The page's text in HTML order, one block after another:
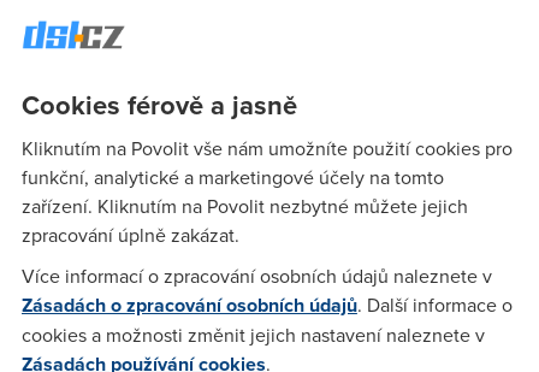
Albert(23.8.2005 12:50:31)
mi nedaj tu kartu a co se mi nejvic libi je vyber za 9 Kc
kdekoliv...u eBanky za majlant, pokud vam na ucet nechodi
velke prachy mesicne...a bankomatu ma eBanka jako safranu
- HVB tez - ale kompenzuje to cenou...
Anonym
Jsem u eBanky 5 let a nemohu si stěžovat na cokoliv. Lepší
banka - myslím její služby, u nás prostě není. Co to plácáš za
blbosti? (u eBanky za majlant) Z kteréhokoliv bankomatu
Cookies férově a jasně
Kliknutím na Povolit vše nám umožníte použití cookies pro
funkční, analytické a marketingové účely na tomto
zařízení. Kliknutím na Povolit nezbytné můžete jejich
zpracování úplně zakázat.
Více informací o zpracování osobních údajů naleznete v
Zásadách o zpracování osobních údajů. Další informace o
cookies a možnosti změnit jejich nastavení naleznete v
Zásadách používání cookies.